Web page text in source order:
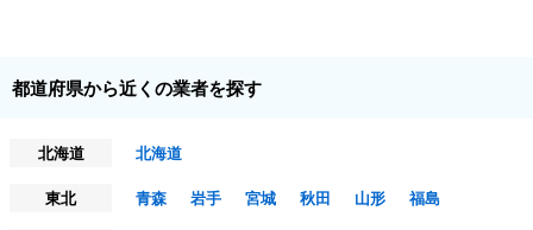
都道府県から近くの業者を探す
北海道
北海道
東北
青森 岩手 宮城 秋田 山形
福島